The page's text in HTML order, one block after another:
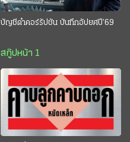
บัญชีดำคอร์รัปชัน บันทึกอัปยศปี’69
สกู๊ปหน้า 1